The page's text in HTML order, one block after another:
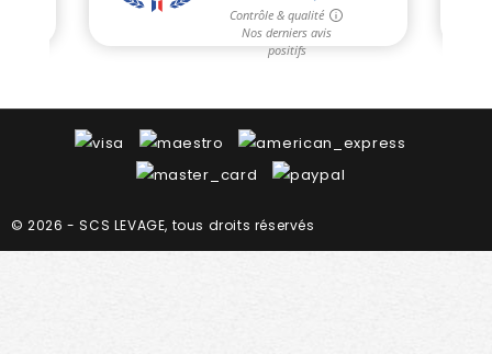
© 2026 - SCS LEVAGE, tous droits réservés